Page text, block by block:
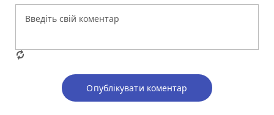
Опублікувати коментар